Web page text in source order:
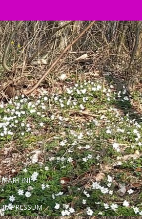
MARTINI
IMPRESSUM